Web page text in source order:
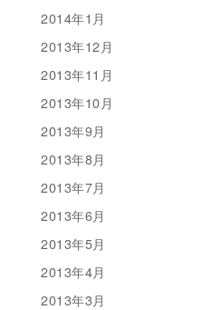
2014年1月
2013年12月
2013年11月
2013年10月
2013年9月
2013年8月
2013年7月
2013年6月
2013年5月
2013年4月
2013年3月